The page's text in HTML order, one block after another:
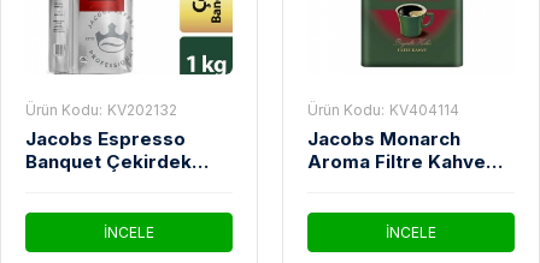
Ürün Kodu: KV202132
Jacobs Espresso
Banquet Çekirdek
İNCELE
Ürün Kodu: KV404114
Jacobs Monarch
Aroma Filtre Kahve
İNCELE